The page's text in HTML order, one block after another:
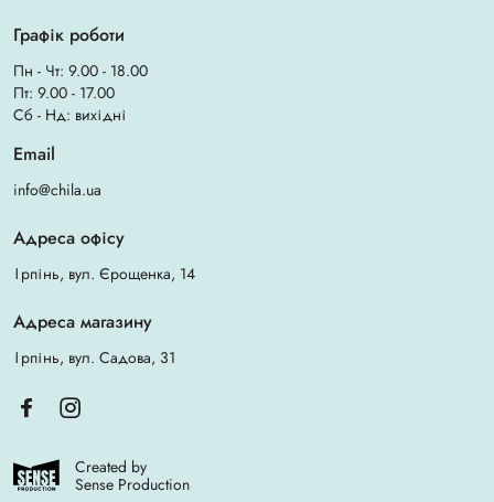
Графік роботи
Пн - Чт: 9.00 - 18.00
Пт: 9.00 - 17.00
Сб - Нд: вихідні
Email
info@chila.ua
Адреса офісу
Ірпінь, вул. Єрощенка, 14
Адреса магазину
Ірпінь, вул. Садова, 31
Created by
Sense Production